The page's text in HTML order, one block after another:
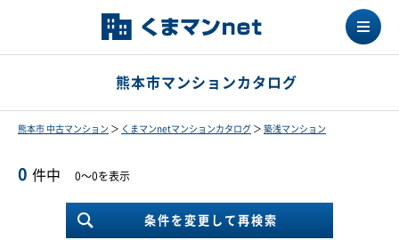
熊本市マンションカタログ
熊本市 中古マンション ＞ くまマンnetマンションカタログ ＞ 築浅マンション
0 件中 0～0を表示
条件を変更して再検索